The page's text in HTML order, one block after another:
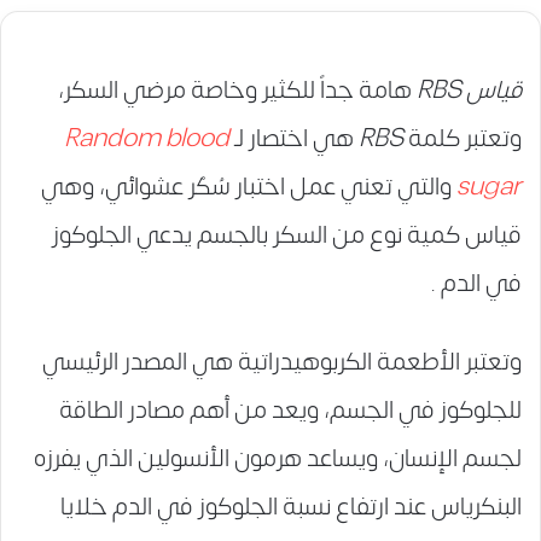
قياس RBS
هامة جداً للكثير وخاصة مرضي السكر،
وتعتبر كلمةRBSهي اختصار لـRandom blood
sugarوالتي تعني عمل اختبار سُكْر عشوائي، وهي
قياس كمية نوع من السكر بالجسم يدعي الجلوكوز
في الدم .
وتعتبر الأطعمة الكربوهيدراتية هي المصدر الرئيسي
للجلوكوز في الجسم، ويعد من أهم مصادر الطاقة
لجسم الإنسان، ويساعد هرمون الأنسولين الذي يفرزه
البنكرياس عند ارتفاع نسبة الجلوكوز في الدم خلايا